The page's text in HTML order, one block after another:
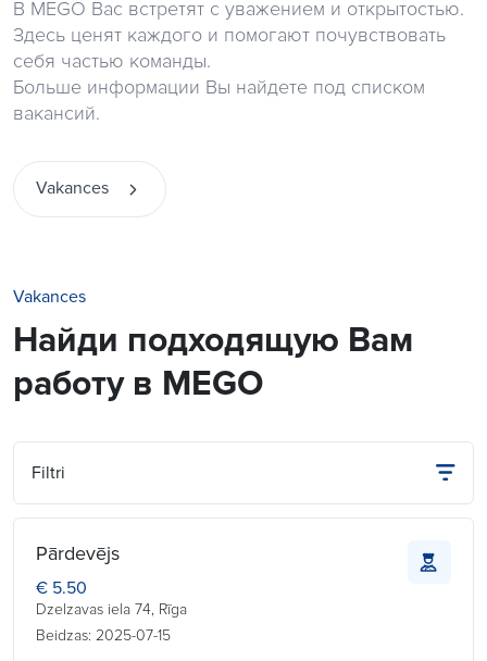
В MEGO Вас встретят с уважением и открытостью.
Здесь ценят каждого и помогают почувствовать
себя частью команды.
Больше информации Вы найдете под списком
вакансий.
Vakances
Vakances
Найди подходящую Вам
работу в MEGO
Filtri
Pārdevējs
€ 5.50
Dzelzavas iela 74, Rīga
Beidzas: 2025-07-15